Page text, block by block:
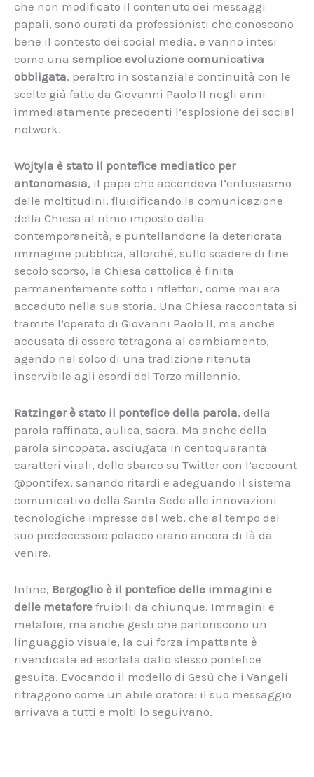
che non modificato il contenuto dei messaggi
papali, sono curati da professionisti che conoscono
bene il contesto dei social media, e vanno intesi
come una semplice evoluzione comunicativa
obbligata, peraltro in sostanziale continuità con le
scelte già fatte da Giovanni Paolo II negli anni
immediatamente precedenti l’esplosione dei social
network.
Wojtyla è stato il pontefice mediatico per
antonomasia, il papa che accendeva l’entusiasmo
delle moltitudini, fluidificando la comunicazione
della Chiesa al ritmo imposto dalla
contemporaneità, e puntellandone la deteriorata
immagine pubblica, allorché, sullo scadere di fine
secolo scorso, la Chiesa cattolica è finita
permanentemente sotto i riflettori, come mai era
accaduto nella sua storia. Una Chiesa raccontata sì
tramite l’operato di Giovanni Paolo II, ma anche
accusata di essere tetragona al cambiamento,
agendo nel solco di una tradizione ritenuta
inservibile agli esordi del Terzo millennio.
Ratzinger è stato il pontefice della parola, della
parola raffinata, aulica, sacra. Ma anche della
parola sincopata, asciugata in centoquaranta
caratteri virali, dello sbarco su Twitter con l’account
@pontifex, sanando ritardi e adeguando il sistema
comunicativo della Santa Sede alle innovazioni
tecnologiche impresse dal web, che al tempo del
suo predecessore polacco erano ancora di là da
venire.
Infine, Bergoglio è il pontefice delle immagini e
delle metafore fruibili da chiunque. Immagini e
metafore, ma anche gesti che partoriscono un
linguaggio visuale, la cui forza impattante è
rivendicata ed esortata dallo stesso pontefice
gesuita. Evocando il modello di Gesù che i Vangeli
ritraggono come un abile oratore: il suo messaggio
arrivava a tutti e molti lo seguivano.